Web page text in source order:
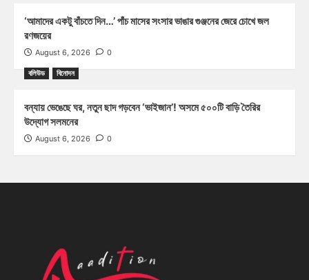
‘আমাদের একটু বাঁচতে দিন…’ পাঁচ মাসের সংসার ভাঙার গুঞ্জনের জেরে চোখে জল
রণজয়ের
August 6, 2026 0
বলিউড বিনোদন
বন্যায় ভেঙেছে ঘর, নতুন ছাদ গড়বেন ‘ভাইজান’! অসমে ৫০০টি বাড়ি তৈরির
উদ্যোগ সলমনের
August 6, 2026 0